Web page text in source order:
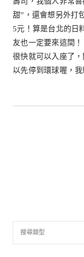
甜”，還會想另外打
5元！算是台北的日
友也一定要來這間
很快就可以入座了
以先停到環球喔，